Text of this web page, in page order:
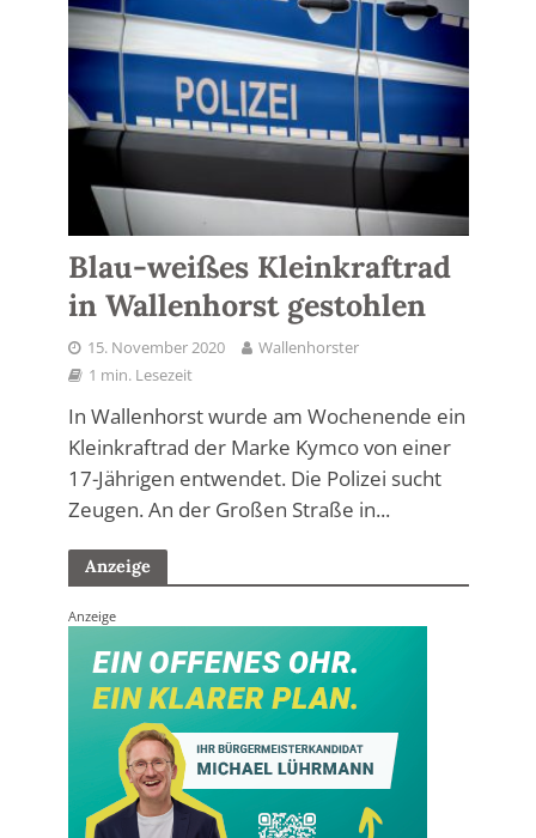
Blau-weißes Kleinkraftrad
in Wallenhorst gestohlen
15. November 2020
Wallenhorster
1 min. Lesezeit
In Wallenhorst wurde am Wochenende ein
Kleinkraftrad der Marke Kymco von einer
17-Jährigen entwendet. Die Polizei sucht
Zeugen. An der Großen Straße in...
Anzeige
Anzeige